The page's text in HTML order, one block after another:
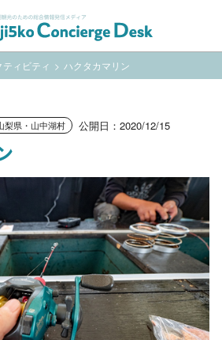
ィビティ ハクタカマリン
梨県・山中湖村 公開日：2020/12/15